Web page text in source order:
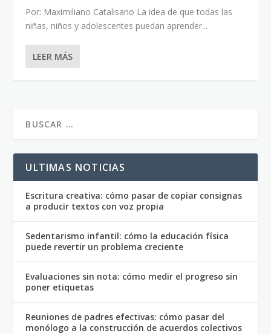
Por: Maximiliano Catalisano La idea de que todas las
niñas, niños y adolescentes puedan aprender...
LEER MÁS
ULTIMAS NOTICIAS
Escritura creativa: cómo pasar de copiar consignas
a producir textos con voz propia
Sedentarismo infantil: cómo la educación física
puede revertir un problema creciente
Evaluaciones sin nota: cómo medir el progreso sin
poner etiquetas
Reuniones de padres efectivas: cómo pasar del
monólogo a la construcción de acuerdos colectivos